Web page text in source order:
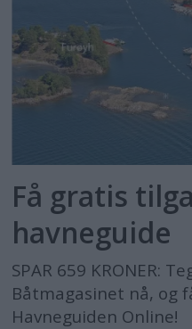
Få gratis
havneguide
SPAR 659 KRONER:
Båtmagasinet nå, og
Havneguiden Online!